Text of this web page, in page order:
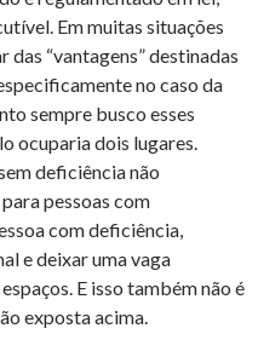
Em muitas situações
“vantagens” destinadas
no caso da
sempre busco esses
ocuparia dois lugares.
deficiência não
pessoas com
com deficiência,
e deixar uma vaga
E isso também não é
exposta acima.